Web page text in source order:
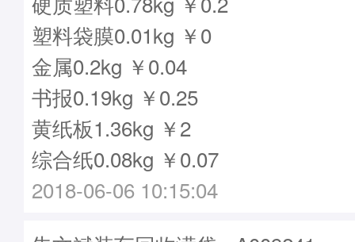
塑料袋膜0.01kg ￥0
金属0.2kg ￥0.04
书报0.19kg ￥0.25
黄纸板1.36kg ￥2
综合纸0.08kg ￥0.07
2018-06-06 10:15:04